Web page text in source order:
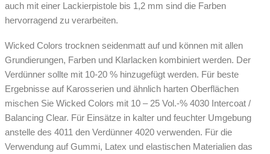
auch mit einer Lackierpistole bis 1,2 mm sind die Farben
hervorragend zu verarbeiten.
Wicked Colors trocknen seidenmatt auf und können mit allen
Grundierungen, Farben und Klarlacken kombiniert werden. Der
Verdünner sollte mit 10-20 % hinzugefügt werden. Für beste
Ergebnisse auf Karosserien und ähnlich harten Oberflächen
mischen Sie Wicked Colors mit 10 – 25 Vol.-% 4030 Intercoat /
Balancing Clear. Für Einsätze in kalter und feuchter Umgebung
anstelle des 4011 den Verdünner 4020 verwenden. Für die
Verwendung auf Gummi, Latex und elastischen Materialien das